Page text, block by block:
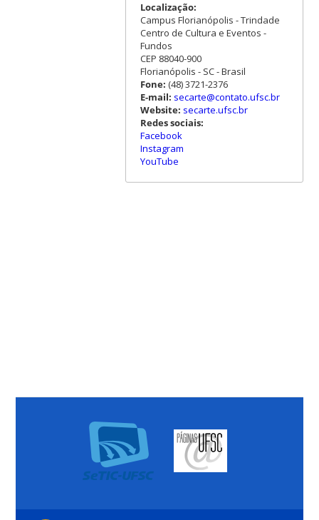
Localização:
Campus Florianópolis - Trindade
Centro de Cultura e Eventos -
Fundos
CEP 88040-900
Florianópolis - SC - Brasil
Fone: (48) 3721-2376
E-mail: secarte@contato.ufsc.br
Website: secarte.ufsc.br
Redes sociais:
Facebook
Instagram
YouTube